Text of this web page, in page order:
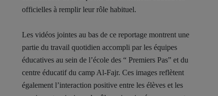
officielles à remplir leur rôle habituel.
Les vidéos jointes au bas de ce reportage montrent une
partie du travail quotidien accompli par les équipes
éducatives au sein de l’école des “ Premiers Pas” et du
centre éducatif du camp Al-Fajr. Ces images reflètent
également l’interaction positive entre les élèves et les